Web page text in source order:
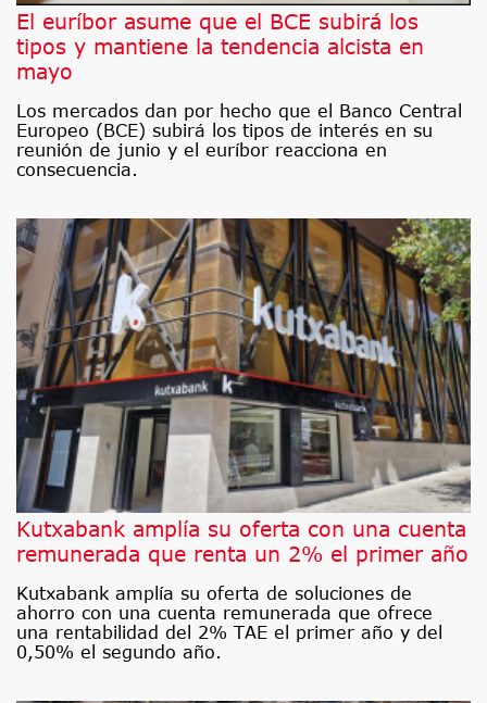
El euríbor asume que el BCE subirá los
tipos y mantiene la tendencia alcista en
mayo
Los mercados dan por hecho que el Banco Central
Europeo (BCE) subirá los tipos de interés en su
reunión de junio y el euríbor reacciona en
consecuencia.
Kutxabank amplía su oferta con una cuenta
remunerada que renta un 2% el primer año
Kutxabank amplía su oferta de soluciones de
ahorro con una cuenta remunerada que ofrece
una rentabilidad del 2% TAE el primer año y del
0,50% el segundo año.